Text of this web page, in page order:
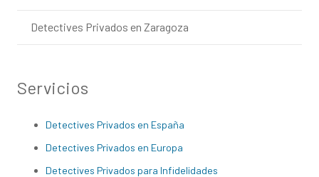
Detectives Privados en Zaragoza
Servicios
Detectives Privados en España
Detectives Privados en Europa
Detectives Privados para Infidelidades